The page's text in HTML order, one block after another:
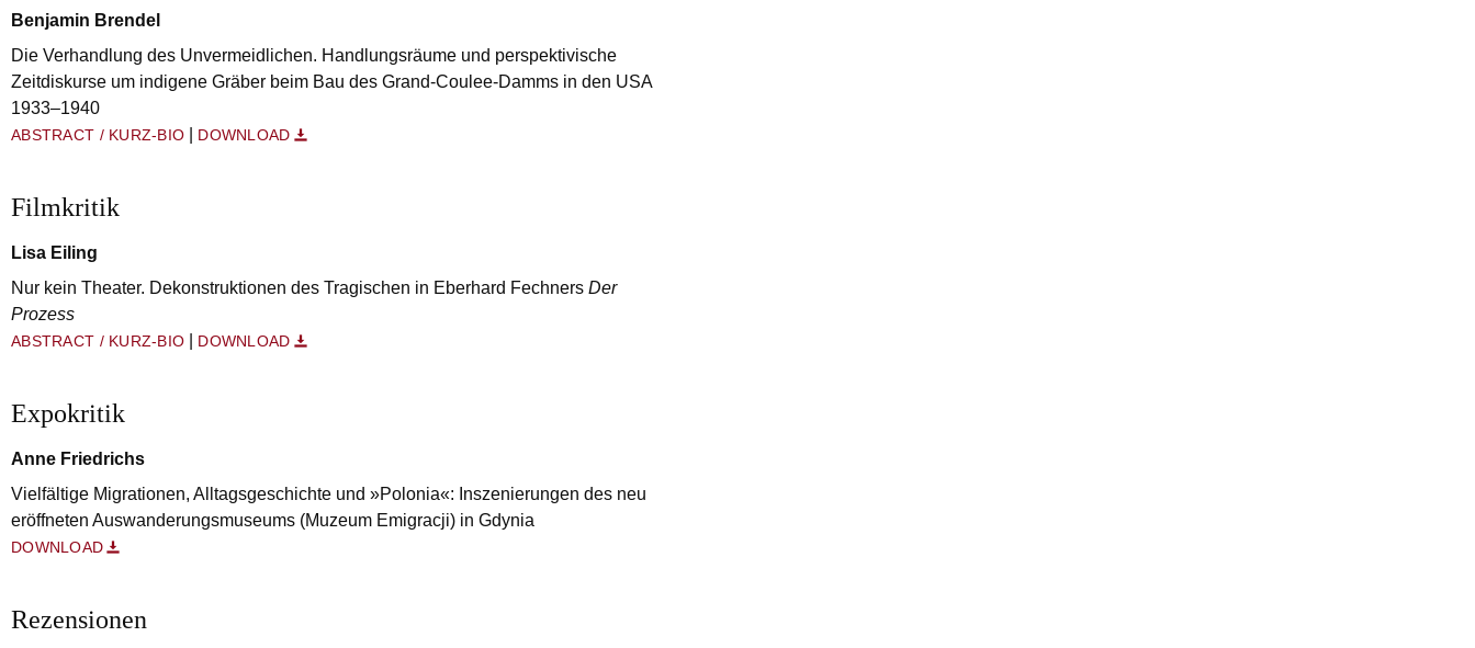
Benjamin Brendel
Die Verhandlung des Unvermeidlichen. Handlungsräume und perspektivische
Zeitdiskurse um indigene Gräber beim Bau des Grand-Coulee-Damms in den USA
1933–1940
ABSTRACT / KURZ-BIO DOWNLOAD
Filmkritik
Lisa Eiling
Nur kein Theater. Dekonstruktionen des Tragischen in Eberhard Fechners Der
Prozess
ABSTRACT / KURZ-BIO DOWNLOAD
Expokritik
Anne Friedrichs
Vielfältige Migrationen, Alltagsgeschichte und »Polonia«: Inszenierungen des neu
eröffneten Auswanderungsmuseums (Muzeum Emigracji) in Gdynia
DOWNLOAD
Rezensionen